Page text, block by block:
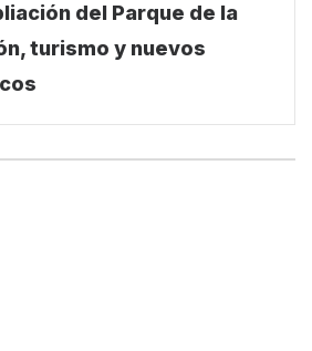
del Parque de la
turismo y nuevos